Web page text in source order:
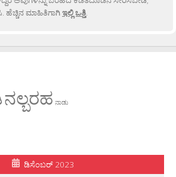
ಮಾಹಿತಿಗಾಗಿಇಲ್ಲಿ ಒತ್ತಿ.
ನಲ್ಬರಹ ನಾಡು
ಡಿಸೆಂಬರ್ 2023